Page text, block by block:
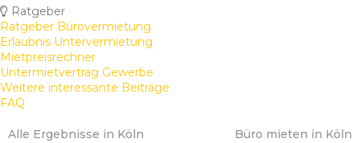
Ratgeber
Ratgeber Bürovermietung
Erlaubnis Untervermietung
Mietpreisrechner
Untermietvertrag Gewerbe
Weitere interessante Beiträge
FAQ
Alle Ergebnisse in Köln Büro mieten in Köln